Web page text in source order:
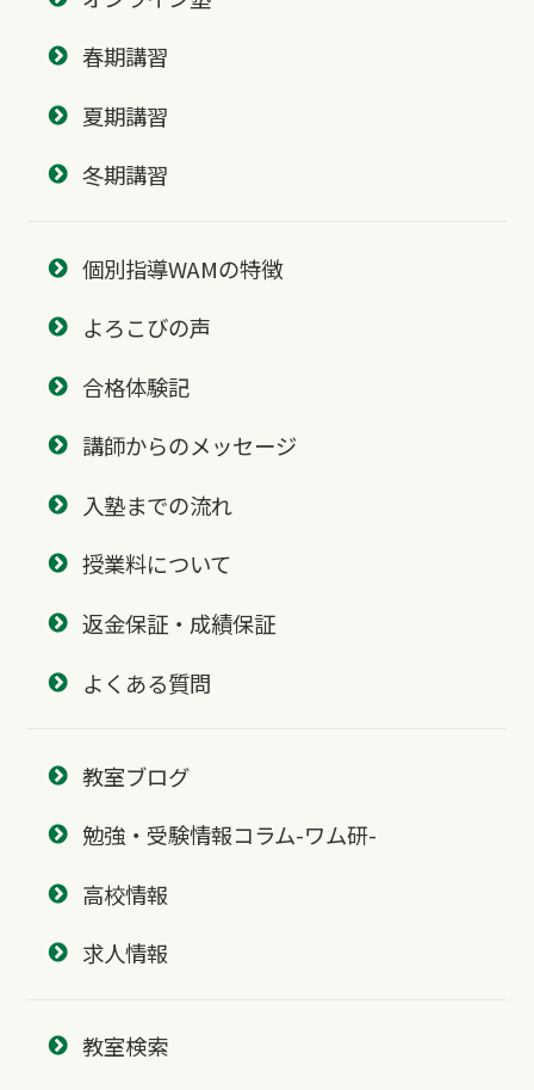
春期講習
夏期講習
冬期講習
個別指導WAMの特徴
よろこびの声
合格体験記
講師からのメッセージ
入塾までの流れ
授業料について
返金保証・成績保証
よくある質問
教室ブログ
勉強・受験情報コラム-ワム研-
高校情報
求人情報
教室検索